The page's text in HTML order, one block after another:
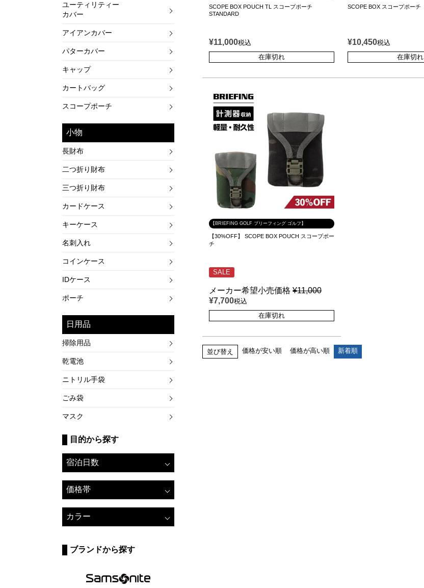
ユーティリティー
カバー
アイアンカバー
パターカバー
キャップ
カートバッグ
スコープポーチ
小物
長財布
二つ折り財布
三つ折り財布
カードケース
キーケース
名刺入れ
コインケース
IDケース
ポーチ
日用品
掃除用品
乾電池
ニトリル手袋
ごみ袋
マスク
目的から探す
宿泊日数
価格帯
カラー
ブランドから探す
SCOPE BOX POUCH TL スコープポーチ
STANDARD
¥11,000税込
在庫切れ
SCOPE BOX スコープポーチ
¥10,450税込
在庫切れ
【BRIEFING GOLF ブリーフィング ゴルフ】
【30%OFF】 SCOPE BOX POUCH スコープポー
チ
SALE
メーカー希望小売価格 ¥11,000
¥7,700税込
在庫切れ
並び替え 価格が安い順 価格が高い順 新着順